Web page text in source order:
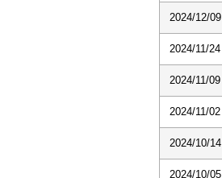
2024/12/09
2024/11/24
2024/11/09
2024/11/02
2024/10/14
2024/10/05